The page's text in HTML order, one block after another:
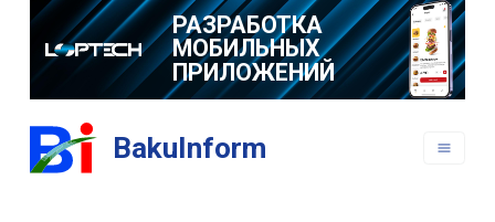
РАЗРАБОТКА
МОБИЛЬНЫХ
ПРИЛОЖЕНИЙ
BakuInform